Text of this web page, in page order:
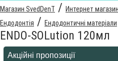
Магазин SvedDenT / Интернет магазин
Ендодонтія / Ендодонтичні матеріали
ENDO-SOLution 120мл
Акційні пропозиції